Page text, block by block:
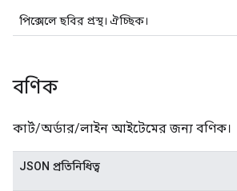
পিক্সেলে ছবির প্রস্থ। ঐচ্ছিক।
বণিক
কার্ট/অর্ডার/লাইন আইটেমের জন্য বণিক।
JSON প্রতিনিধিত্ব